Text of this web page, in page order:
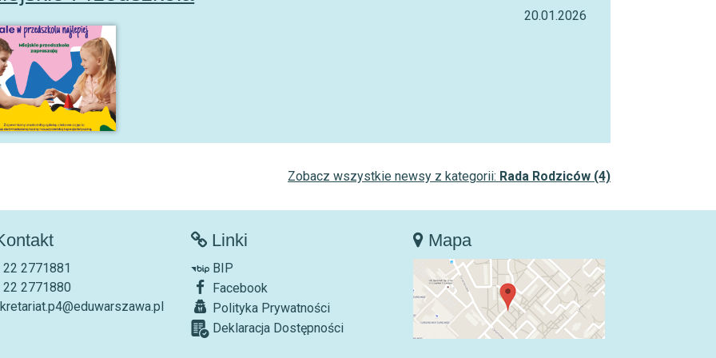
20.01.2026
Zobacz wszystkie newsy z kategorii: Rada Rodziców (4)
2771881
2771880
Linki
BIP
Facebook
Polityka Prywatności
Deklaracja Dostępności
Mapa